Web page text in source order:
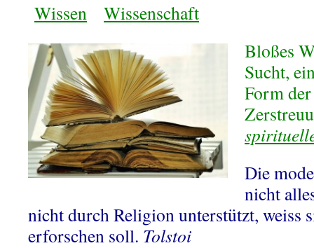
Wissen
Wissenschaft
Bloßes
Sucht,
Form der
Die
nicht
nicht durch Religion unterstützt, weiss
erforschen soll. Tolstoi